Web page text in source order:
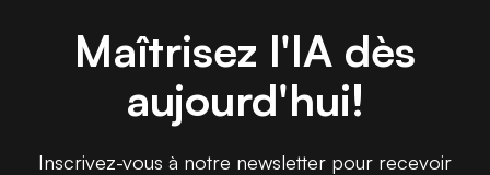
Maîtrisez l'IA dès
aujourd'hui!
Inscrivez-vous à notre newsletter pour recevoir